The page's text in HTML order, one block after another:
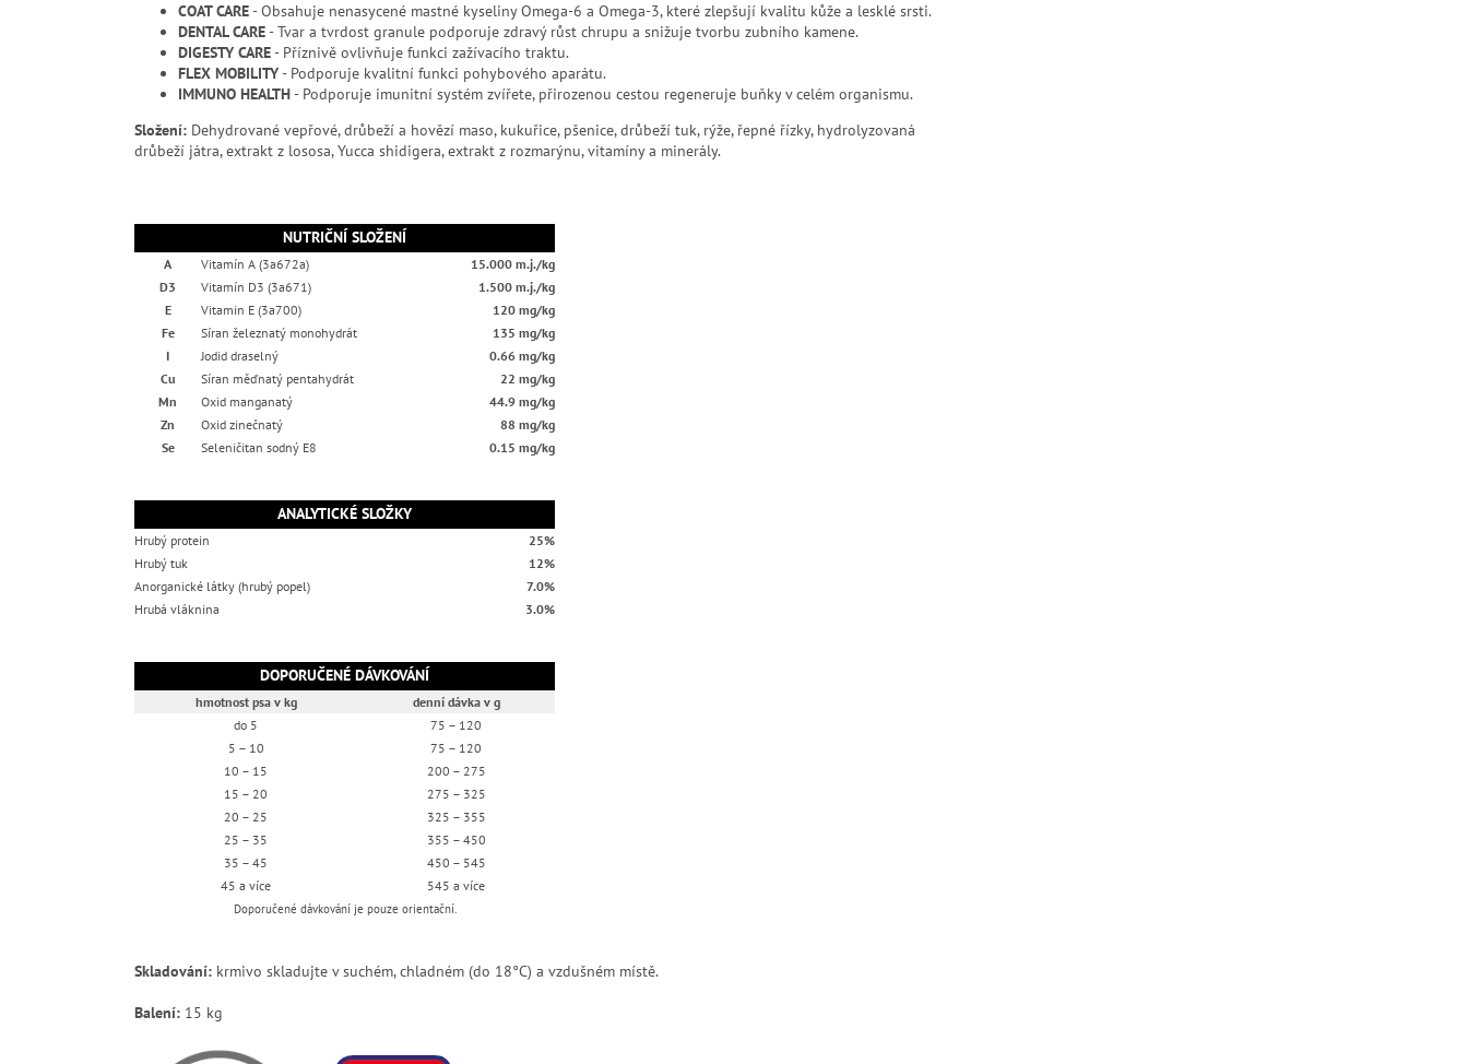
COAT CARE- Obsahuje nenasycené mastné kyseliny Omega-6 a Omega-3, které zlepšují kvalitu kůže a lesklé srsti.
DENTAL CARE- Tvar a tvrdost granule podporuje zdravý růst chrupu a snižuje tvorbu zubního kamene.
DIGESTY CARE- Příznivě ovlivňuje funkci zažívacího traktu.
FLEX MOBILITY- Podporuje kvalitní funkci pohybového aparátu.
IMMUNO HEALTH- Podporuje imunitní systém zvířete, přirozenou cestou regeneruje buňky v celém organismu.
Složení: Dehydrované vepřové, drůbeží a hovězí maso, kukuřice, pšenice, drůbeží tuk, rýže, řepné řízky, hydrolyzovaná
drůbeží játra, extrakt z lososa, Yucca shidigera, extrakt z rozmarýnu, vitamíny a minerály.
NUTRIČNÍ SLOŽENÍ
A Vitamín A (3a672a)
15.000 m.j./kg
D3
Vitamín D3 (3a671)
1.500 m.j./kg
E
Vitamin E (3a700)
120 mg/kg
Fe
Síran železnatý monohydrát
135 mg/kg
I
Jodid draselný
0.66 mg/kg
Cu
Síran měďnatý pentahydrát
22 mg/kg
Mn
Oxid manganatý
44.9 mg/kg
Zn
Oxid zinečnatý
88 mg/kg
Se
Seleničitan sodný E8 0.15 mg/kg
ANALYTICKÉ SLOŽKY
Hrubý protein
25%
Hrubý tuk
12%
Anorganické látky (hrubý popel)
7.0%
Hrubá vláknina
3.0%
DOPORUČENÉ DÁVKOVÁNÍ
hmotnost psa v kg
denní dávka v g
do 5
75 – 120
5 – 10
75 – 120
10 – 15
200 – 275
15 – 20
275 – 325
20 – 25
325 – 355
25 – 35
355 – 450
35 – 45
450 – 545
45 a více
545 a více
Doporučené dávkování je pouze orientační.
Skladování: krmivo skladujte v suchém, chladném (do 18°C) a vzdušném místě.
Balení: 15 kg